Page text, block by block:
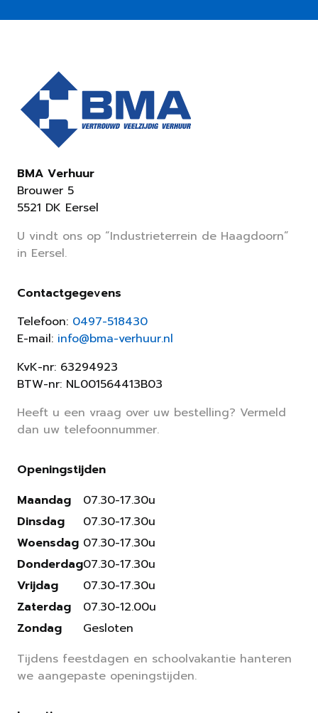
BMA Verhuur
Brouwer 5
5521 DK Eersel
U vindt ons op “Industrieterrein de Haagdoorn”
in Eersel.
Contactgegevens
Telefoon: 0497-518430
E-mail: info@bma-verhuur.nl
KvK-nr: 63294923
BTW-nr: NL001564413B03
Heeft u een vraag over uw bestelling? Vermeld
dan uw telefoonnummer.
Openingstijden
Maandag
Dinsdag
Woensdag
Donderdag
Vrijdag
Zaterdag
Zondag
07.30-17.30u
07.30-17.30u
07.30-17.30u
07.30-17.30u
07.30-17.30u
07.30-12.00u
Gesloten
Tijdens feestdagen en schoolvakantie hanteren
we aangepaste openingstijden.